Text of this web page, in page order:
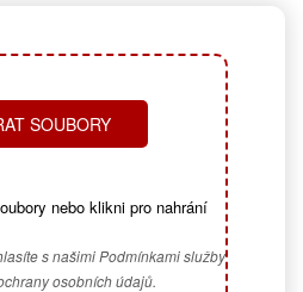
SOUBORY
nebo klikni pro nahrání
s našimi Podmínkami služby
osobních údajů.